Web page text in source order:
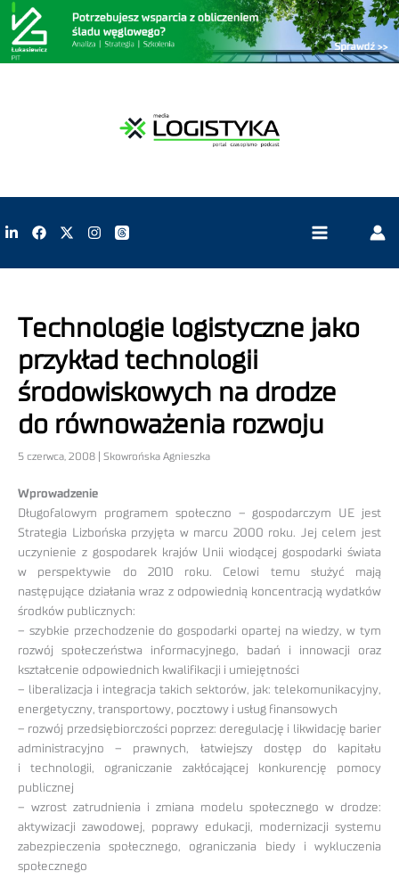
Technologie logistyczne jako
przykład technologii
środowiskowych na drodze
do równoważenia rozwoju
5 czerwca, 2008 | Skowrońska Agnieszka
Wprowadzenie
Długofalowym programem społeczno – gospodarczym UE jest
Strategia Lizbońska przyjęta w marcu 2000 roku. Jej celem jest
uczynienie z gospodarek krajów Unii wiodącej gospodarki świata
w perspektywie do 2010 roku. Celowi temu służyć mają
następujące działania wraz z odpowiednią koncentracją wydatków
środków publicznych:
– szybkie przechodzenie do gospodarki opartej na wiedzy, w tym
rozwój społeczeństwa informacyjnego, badań i innowacji oraz
kształcenie odpowiednich kwalifikacji i umiejętności
– liberalizacja i integracja takich sektorów, jak: telekomunikacyjny,
energetyczny, transportowy, pocztowy i usług finansowych
– rozwój przedsiębiorczości poprzez: deregulację i likwidację barier
administracyjno – prawnych, łatwiejszy dostęp do kapitału
i technologii, ograniczanie zakłócającej konkurencję pomocy
publicznej
– wzrost zatrudnienia i zmiana modelu społecznego w drodze:
aktywizacji zawodowej, poprawy edukacji, modernizacji systemu
zabezpieczenia społecznego, ograniczania biedy i wykluczenia
społecznego